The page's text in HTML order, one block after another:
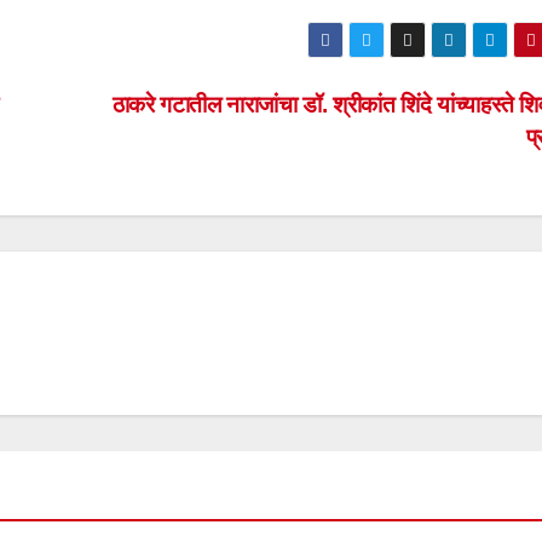
ठाकरे गटातील नाराजांचा डॉ. श्रीकांत शिंदे यांच्याहस्ते